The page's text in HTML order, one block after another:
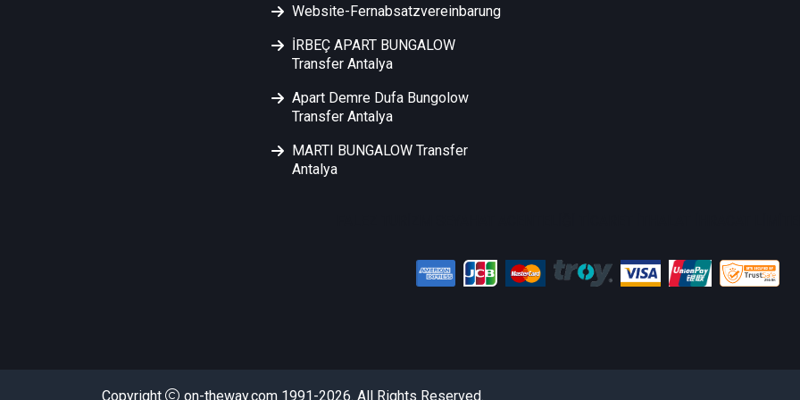
Website-Fernabsatzvereinbarung
İRBEÇ APART BUNGALOW
Transfer Antalya
Apart Demre Dufa Bungolow
Transfer Antalya
MARTI BUNGALOW Transfer
Antalya
Copyright on-theway.com 1991-2026. All Rights Reserved.